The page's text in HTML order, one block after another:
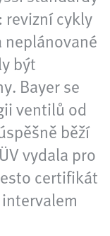
cykly
neplánované
být
Bayer se
ventilů od
běží
vydala pro
certifikát